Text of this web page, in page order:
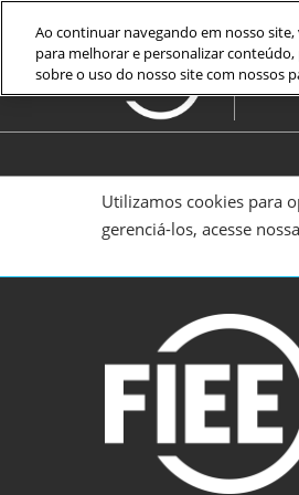
para
o
conteúdo
14
São
Utilizamos cookies para
gerenciá-los, acesse
Ao continuar navegando em nosso
para melhorar e personalizar
sobre o uso do nosso site com nossos